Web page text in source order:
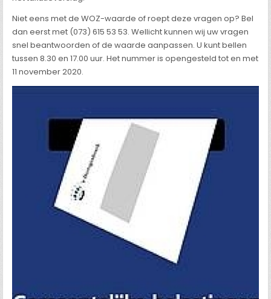
Niet eens met de WOZ-waarde of roept deze vragen op? Bel
dan eerst met (073) 615 53 53. Wellicht kunnen wij uw vragen
snel beantwoorden of de waarde aanpassen. U kunt bellen
tussen 8.30 en 17.00 uur. Het nummer is opengesteld tot en met
11 november 2020.